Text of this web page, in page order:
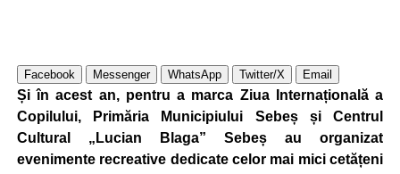
Facebook Messenger WhatsApp Twitter/X Email
Și în acest an, pentru a marca Ziua Internațională a
Copilului, Primăria Municipiului Sebeș și Centrul
Cultural „Lucian Blaga” Sebeș au organizat
evenimente recreative dedicate celor mai mici cetățeni